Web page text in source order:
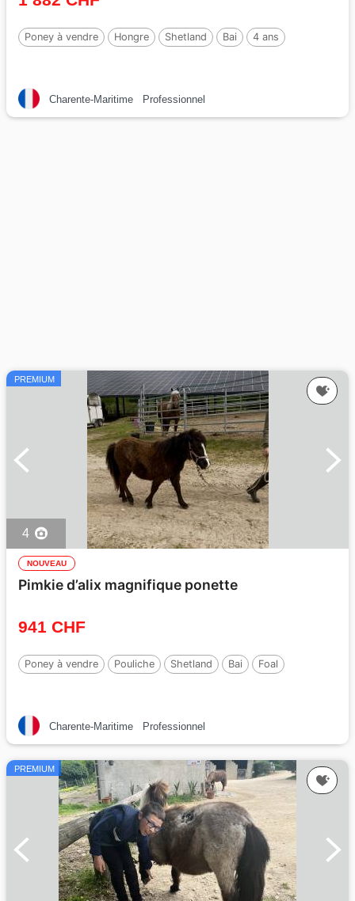
Poney à vendre Hongre Shetland Bai 4 ans
Charente-Maritime Professionnel
PREMIUM
4
NOUVEAU
Pimkie d’alix magnifique ponette
941 CHF
Poney à vendre Pouliche Shetland Bai Foal
Charente-Maritime Professionnel
PREMIUM